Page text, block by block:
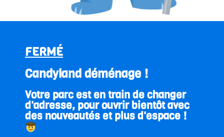
Date de la réservation
Heure d’arrivée
FERMÉ
Candyland déménage !
Votre parc est en train de changer
d'adresse, pour ouvrir bientôt avec
des nouveautés et plus d'espace !